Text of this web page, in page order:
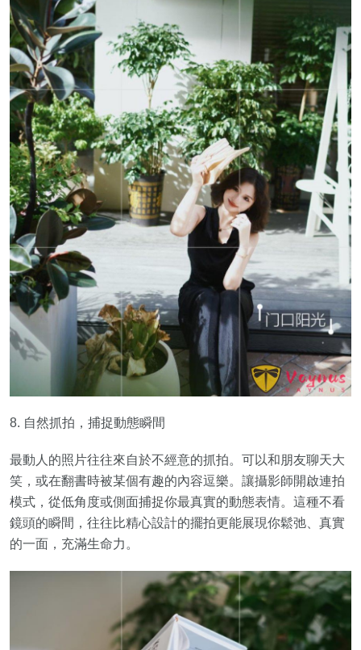
8. 自然抓拍，捕捉動態瞬間
最動人的照片往往來自於不經意的抓拍。可以和朋友聊天大
笑，或在翻書時被某個有趣的內容逗樂。讓攝影師開啟連拍
模式，從低角度或側面捕捉你最真實的動態表情。這種不看
鏡頭的瞬間，往往比精心設計的擺拍更能展現你鬆弛、真實
的一面，充滿生命力。